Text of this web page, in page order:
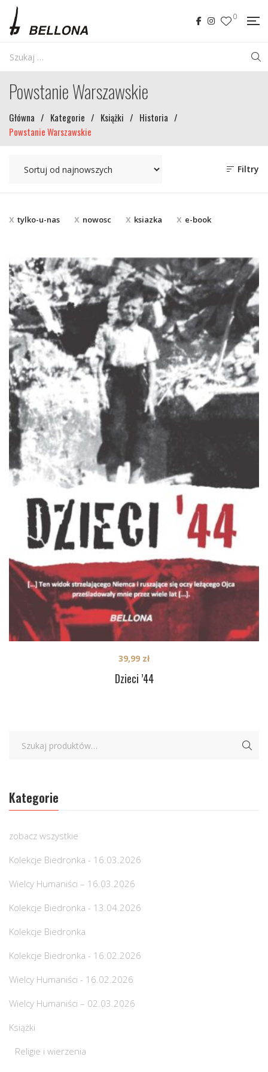
0
Powstanie Warszawskie
Główna / Kategorie / Książki / Historia /
Powstanie Warszawskie
Filtry
tylko-u-nas nowosc ksiazka e-book
Dzieci ’44
39,99 zł
Kategorie
zobacz wszystkie
Kolekcje Biedronka - 16.03.2026
Wielcy Humaniści – 16.03.2026
Kolekcje Biedronka - 13.04.2026
Kolekcje Biedronka
Kolekcje Biedronka - 16.02.2026
Wielcy Humaniści - 16.02.2026
Wielcy Humaniści – 02.03.2026
Książki
Religie i wierzenia